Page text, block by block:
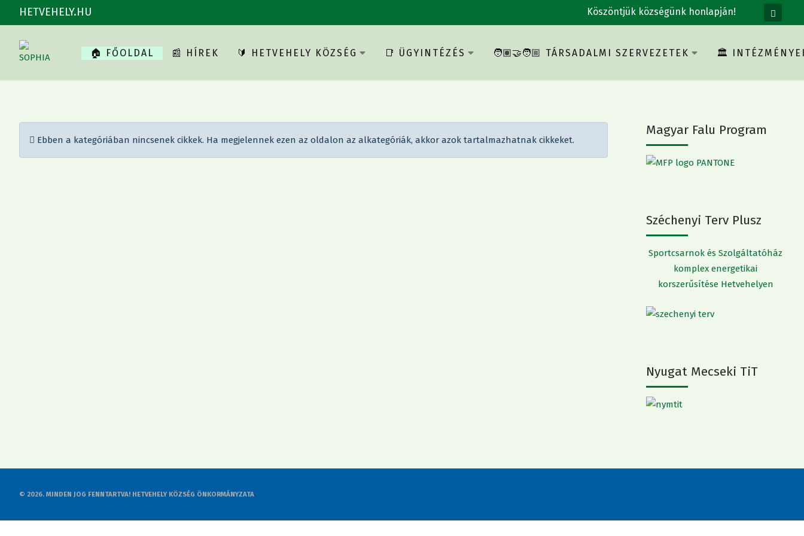
HETVEHELY.HU Köszöntjük községünk honlapján!
🏠 FŐOLDAL 📰 HÍREK 🔰 HETVEHELY KÖZSÉG 📑 ÜGYINTÉZÉS 🧑🏽‍🤝‍🧑🏼 TÁRSADALMI SZERVEZETEK 🏛
Magyar Falu Program
Széchenyi Terv Plusz
Sportcsarnok és Szolgáltatóház
komplex energetikai
korszerűsítése Hetvehelyen
Nyugat Mecseki TiT
Információ
Ebben a kategóriában nincsenek cikkek. Ha megjelennek ezen az oldalon az alkategóriák, akkor azok tartalmazhatnak cikkeket.
© 2026. MINDEN JOG FENNTARTVA! HETVEHELY KÖZSÉG ÖNKORMÁNYZATA